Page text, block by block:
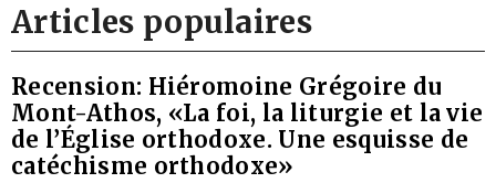
Articles populaires
Recension: Hiéromoine Grégoire du
Mont-Athos, «La foi, la liturgie et la vie
de l’Église orthodoxe. Une esquisse de
catéchisme orthodoxe»